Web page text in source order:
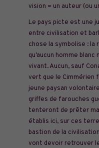
vision = un auteur (ou
Le pays picte est une
entre civilisation et
chose la symbolise :
qu’aucun homme
vivant. Aucun, sauf
vert que le Cimmérien
jeune paysan
griffes de farouches
tenteront de prêter
établis ici, sur ces
bastion de la
vont devoir retrouver